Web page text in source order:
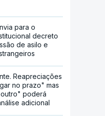
para o
decreto
de asilo e
Reapreciações
no prazo" mas
poderá
adicional